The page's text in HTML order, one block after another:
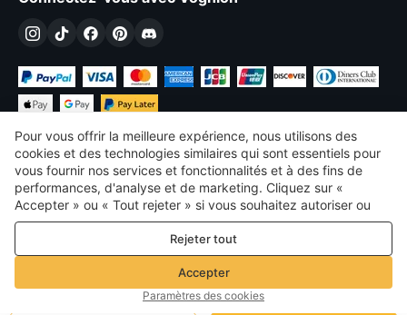
€ EUR France
©2026 Voghion
termes et conditions
Politique de confidentialité et de cookies
Règles communautaires
Pour vous offrir la meilleure expérience, nous utilisons des
cookies et des technologies similaires qui sont essentiels pour
vous fournir nos services et fonctionnalités et à des fins de
performances, d'analyse et de marketing. Cliquez sur «
Accepter » ou « Tout rejeter » si vous souhaitez autoriser ou
refuser tout. cookies à des fins de performance, d’analyse et
de marketing. Pour plus de détails, consultez notre
confidentialité et de cookies
Rejeter tout
Accepter
Paramètres des cookies